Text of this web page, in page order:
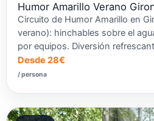
Humor Amarillo Verano
Circuito de Humor Amarillo en
verano): hinchables sobre el
por equipos. Diversión
Desde 28€
/ persona